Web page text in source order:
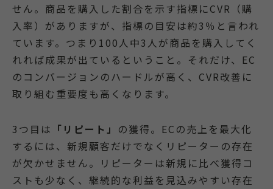
せん。商品を購入した割合を示す指標にCVR（購
入率）がありますが、指標の目安は約3％と言われ
ています。つまり100人中3人が商品を購入してく
れれば成果が出ているということ。それだけ、EC
のコンバージョンのハードルが高く、CVR改善に
取り組む重要度も高くなります。
3つ目は 「リピート」 の獲得。ECの売上を最大化
するには、新規顧客だけでなくリピーターの存在
が欠かせません。リピーターは新規に比べ獲得コ
ストも少なく、継続的な利益を見込みやすい存在